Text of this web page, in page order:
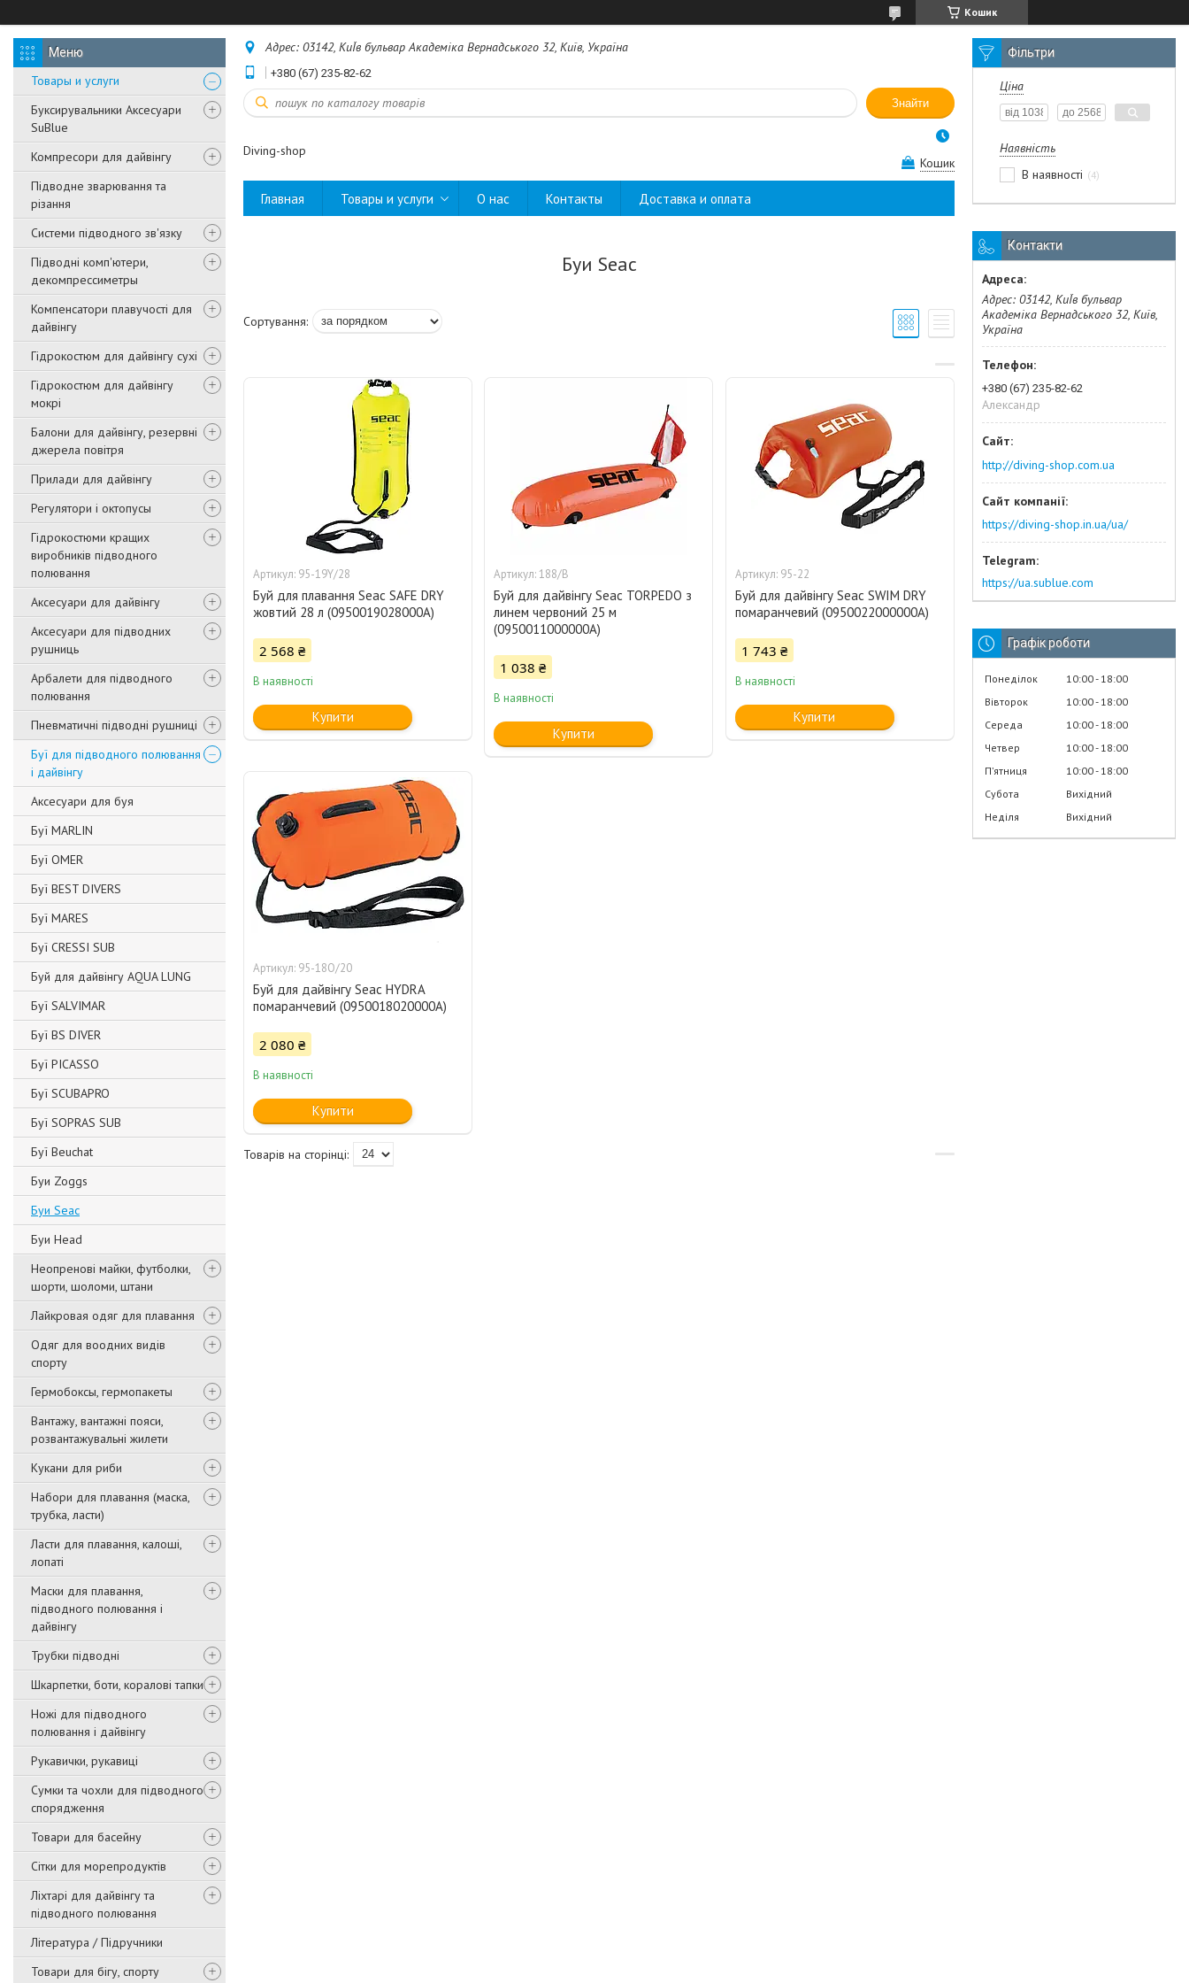
Кошик
Товары и услуги
Буксирувальники Аксесуари
SuBlue
Компресори для дайвінгу
Підводне зварювання та
різання
Системи підводного зв'язку
Підводні комп'ютери,
декомпрессиметры
Компенсатори плавучості для
дайвінгу
Гідрокостюм для дайвінгу сухі
Гідрокостюм для дайвінгу
мокрі
Балони для дайвінгу, резервні
джерела повітря
Прилади для дайвінгу
Регулятори і октопусы
Гідрокостюми кращих
виробників підводного
полювання
Аксесуари для дайвінгу
Аксесуари для підводних
рушниць
Арбалети для підводного
полювання
Пневматичні підводні рушниці
Буї для підводного полювання
і дайвінгу
Аксесуари для буя
Буї MARLIN
Буї OMER
Буї BEST DIVERS
Буї MARES
Буї CRESSI SUB
Буй для дайвінгу AQUA LUNG
Буї SALVIMAR
Буї BS DIVER
Буї PICASSO
Буї SCUBAPRO
Буї SOPRAS SUB
Буї Beuchat
Буи Zoggs
Буи Seac
Буи Head
Неопренові майки, футболки,
шорти, шоломи, штани
Лайкровая одяг для плавання
Одяг для воодних видів
спорту
Гермобоксы, гермопакеты
Вантажу, вантажні пояси,
розвантажувальні жилети
Кукани для риби
Набори для плавання (маска,
трубка, ласти)
Ласти для плавання, калоші,
лопаті
Маски для плавання,
підводного полювання і
дайвінгу
Трубки підводні
Шкарпетки, боти, коралові тапки
Ножі для підводного
полювання і дайвінгу
Рукавички, рукавиці
Сумки та чохли для підводного
спорядження
Товари для басейну
Сітки для морепродуктів
Ліхтарі для дайвінгу та
підводного полювання
Література / Підручники
Товари для бігу, спорту
Адрес: 03142, КиЇв бульвар Академіка Вернадського 32, Київ, Україна
+380 (67) 235-82-62
Знайти
Diving-shop
Кошик
Главная Товары и услуги О нас Контакты Доставка и оплата
Буи Seac
95-19Y/28
Буй для плавання Seac SAFE DRY
жовтий 28 л (0950019028000A)
2 568 ₴
В наявності
Купити
188/B
Буй для дайвінгу Seac TORPEDO з
линем червоний 25 м
(0950011000000A)
1 038 ₴
В наявності
Купити
95-22
Буй для дайвінгу Seac SWIM DRY
помаранчевий (0950022000000A)
1 743 ₴
В наявності
Купити
95-18O/20
Буй для дайвінгу Seac HYDRA
помаранчевий (0950018020000A)
2 080 ₴
В наявності
Купити
Фільтри
Ціна
Наявність
В наявності
4
Контакти
Адрес: 03142, КиЇв бульвар
Академіка Вернадського 32, Київ,
Україна
+380 (67) 235-82-62
Александр
http://diving-shop.com.ua
https://diving-shop.in.ua/ua/
https://ua.sublue.com
Графік роботи
Понеділок 10:00 18:00
Вівторок
10:00 18:00
Середа
10:00 18:00
Четвер
10:00 18:00
Пʼятниця
10:00 18:00
Субота
Вихідний
Неділя
Вихідний